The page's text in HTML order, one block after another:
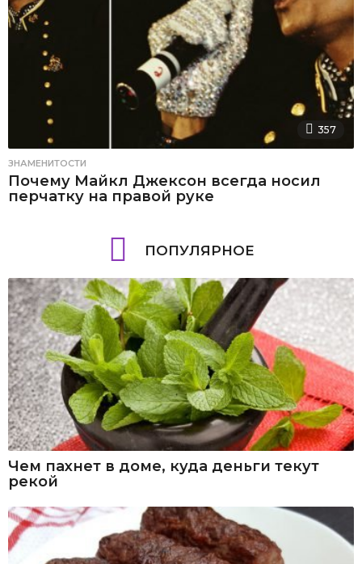
357
ЗНАМЕНИТОСТИ
Почему Майкл Джексон всегда носил
перчатку на правой руке
ПОПУЛЯРНОЕ
Чем пахнет в доме, куда деньги текут
рекой